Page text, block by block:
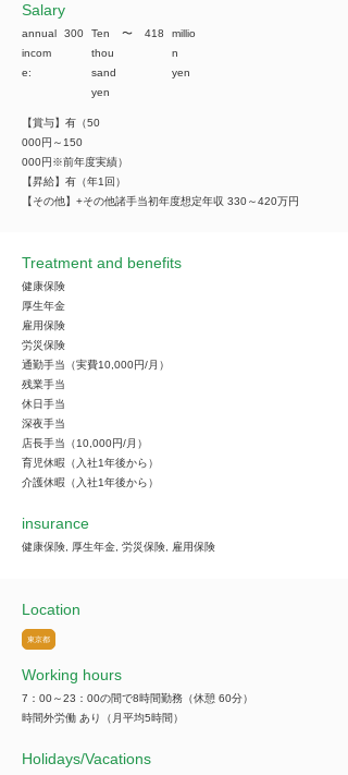
​Salary
annual
incom
e:
300
Ten
thou
sand
yen
​〜 418
millio
n
yen
【賞与】有（50
000円～150
000円※前年度実績）
【昇給】有（年1回）
【その他】+その他諸手当初年度想定年収 330～420万円
Treatment and benefits
健康保険
厚生年金
雇用保険
労災保険
通勤手当（実費10,000円/月）
残業手当
休日手当
深夜手当
店長手当（10,000円/月）
育児休暇（入社1年後から）
介護休暇（入社1年後から）
insurance
健康保険, 厚生年金, 労災保険, 雇用保険
Location
東京都
Working hours
7：00～23：00の間で8時間勤務（休憩 60分）
時間外労働 あり（月平均5時間）
​Holidays/Vacations